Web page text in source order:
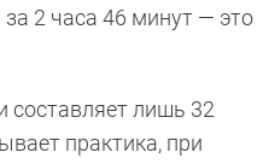
2 часа 46 минут — это
составляет лишь 32
практика, при